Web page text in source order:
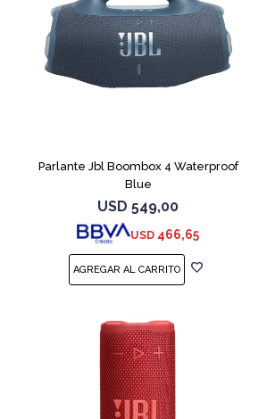
Parlante Jbl Boombox 4 Waterproof
Blue
USD 549,00
USD 466,65